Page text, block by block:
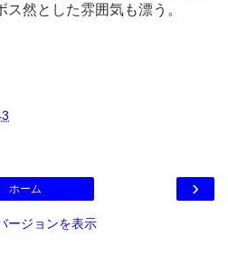
然とした雰囲気も漂う。
›
ホーム
ージョンを表示